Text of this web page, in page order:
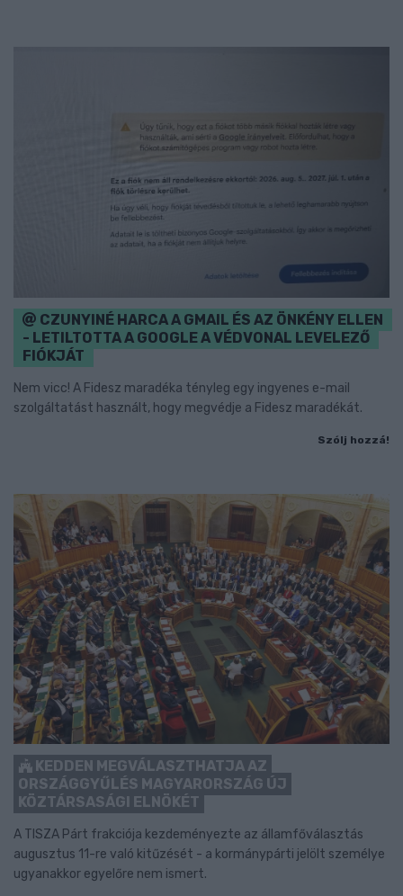
CZUNYINÉ HARCA A GMAIL ÉS AZ ÖNKÉNY ELLEN
- LETILTOTTA A GOOGLE A VÉDVONAL LEVELEZŐ
FIÓKJÁT
Nem vicc! A Fidesz maradéka tényleg egy ingyenes e-mail
szolgáltatást használt, hogy megvédje a Fidesz maradékát.
Szólj hozzá!
KEDDEN MEGVÁLASZTHATJA AZ
ORSZÁGGYŰLÉS MAGYARORSZÁG ÚJ
KÖZTÁRSASÁGI ELNÖKÉT
A TISZA Párt frakciója kezdeményezte az államfőválasztás
augusztus 11-re való kitűzését - a kormánypárti jelölt személye
ugyanakkor egyelőre nem ismert.